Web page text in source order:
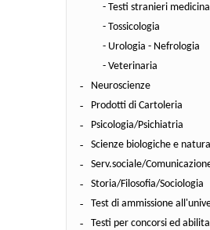
- Testi stranieri medicina
- Tossicologia
- Urologia - Nefrologia
- Veterinaria
Neuroscienze
Prodotti di Cartoleria
Psicologia/Psichiatria
Scienze biologiche e
Serv.sociale/
Storia/Filosofia/Sociologia
Test di ammissione
Testi per concorsi ed